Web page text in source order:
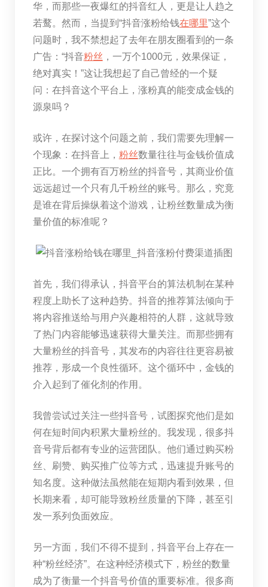
华，而那些一夜爆红的抖音红人，更是让人趋之
若鹜。然而，当提到“抖音涨粉给钱在哪里”这个
问题时，我不禁想起了去年在朋友圈看到的一条
广告：“抖音粉丝 ，一万个1000元，效果保证，
绝对真实！”这让我想起了自己曾经的一个疑
问：在抖音这个平台上，涨粉真的能变成金钱的
源泉吗？
或许，在探讨这个问题之前，我们需要先理解一
个现象：在抖音上， 粉丝数量往往与金钱价值成
正比。一个拥有百万粉丝的抖音号，其商业价值
远远超过一个只有几千粉丝的账号。那么，究竟
是谁在背后操纵着这个游戏，让粉丝数量成为衡
量价值的标准呢？
首先，我们得承认，抖音平台的算法机制在某种
程度上助长了这种趋势。抖音的推荐算法倾向于
将内容推送给与用户兴趣相符的人群，这就导致
了热门内容能够迅速获得大量关注。而那些拥有
大量粉丝的抖音号，其发布的内容往往更容易被
推荐，形成一个良性循环。这个循环中，金钱的
介入起到了催化剂的作用。
我曾尝试过关注一些抖音号，试图探究他们是如
何在短时间内积累大量粉丝的。我发现，很多抖
音号背后都有专业的运营团队。他们通过购买粉
丝、刷赞、购买推广位等方式，迅速提升账号的
知名度。这种做法虽然能在短期内看到效果，但
长期来看，却可能导致粉丝质量的下降，甚至引
发一系列负面效应。
另一方面，我们不得不提到，抖音平台上存在一
种“粉丝经济”。在这种经济模式下，粉丝的数量
成为了衡量一个抖音号价值的重要标准。很多商